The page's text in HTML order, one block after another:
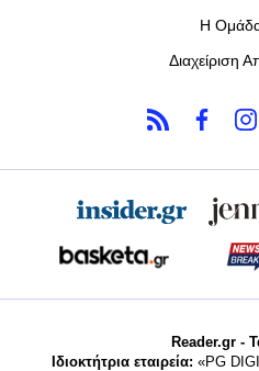
Η
Διαχείριση
Reader.gr -
Ιδιοκτήτρια εταιρεία: «PG